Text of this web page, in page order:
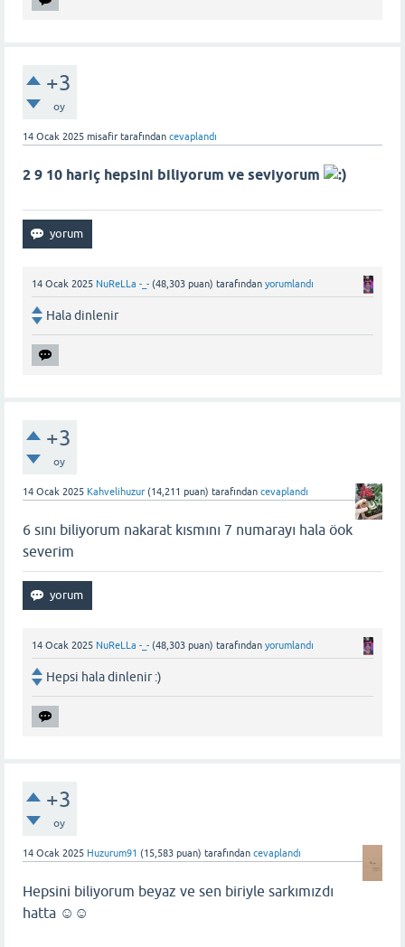
+3
oy
14 Ocak 2025 misafir tarafından cevaplandı
2 9 10 hariç hepsini biliyorum ve seviyorum
14 Ocak 2025 NuReLLa -_- (48,303 puan) tarafından yorumlandı
Hala dinlenir
+3
oy
14 Ocak 2025 Kahvelihuzur (14,211 puan) tarafından cevaplandı
6 sını biliyorum nakarat kısmını 7 numarayı hala öok
severim
14 Ocak 2025 NuReLLa -_- (48,303 puan) tarafından yorumlandı
Hepsi hala dinlenir :)
+3
oy
14 Ocak 2025 Huzurum91 (15,583 puan) tarafından cevaplandı
Hepsini biliyorum beyaz ve sen biriyle sarkımızdı
hatta ☺☺